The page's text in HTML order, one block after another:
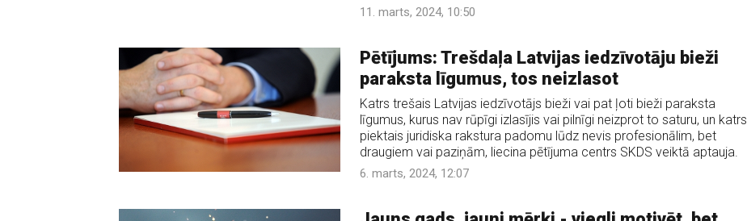
11. marts, 2024, 10:50
Pētījums: Trešdaļa Latvijas iedzīvotāju bieži
paraksta līgumus, tos neizlasot
Katrs trešais Latvijas iedzīvotājs bieži vai pat ļoti bieži paraksta
līgumus, kurus nav rūpīgi izlasījis vai pilnīgi neizprot to saturu, un katrs
piektais juridiska rakstura padomu lūdz nevis profesionālim, bet
draugiem vai paziņām, liecina pētījuma centrs SKDS veiktā aptauja.
6. marts, 2024, 12:07